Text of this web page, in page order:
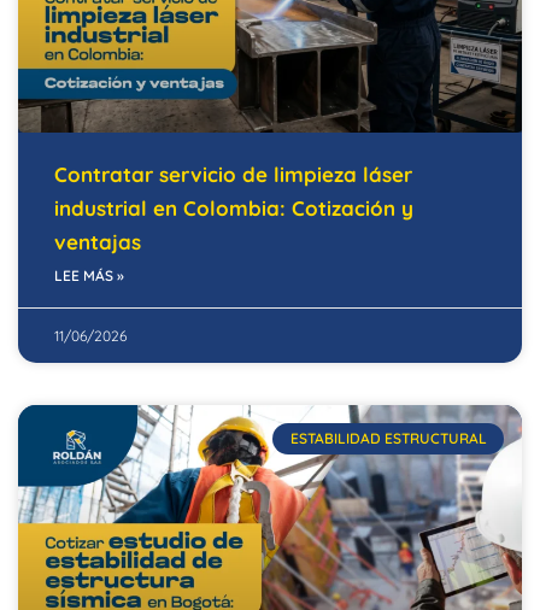
Contratar servicio de limpieza láser
industrial en Colombia: Cotización y
ventajas
LEE MÁS »
11/06/2026
ESTABILIDAD ESTRUCTURAL